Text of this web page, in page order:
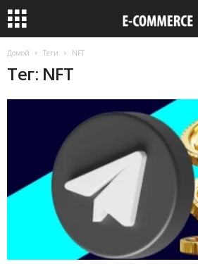
Домой Теги NFT
Тег: NFT